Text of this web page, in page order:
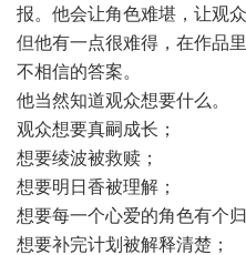
报。他会让角色难堪，让观
但他有一点很难得，在作品
不相信的答案。
他当然知道观众想要什么。
观众想要真嗣成长；
想要绫波被救赎；
想要明日香被理解；
想要每一个心爱的角色有个归
想要补完计划被解释清楚；